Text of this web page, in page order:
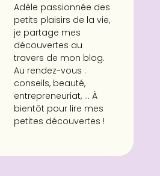
Adèle passionnée des
petits plaisirs de la vie,
je partage mes
découvertes au
travers de mon blog.
Au rendez-vous :
conseils, beauté,
entrepreneuriat, ... À
bientôt pour lire mes
petites découvertes !